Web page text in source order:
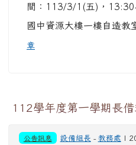
間：113/3/1(五)，
國中資源大樓一樓自造教
章
112學年度第一學期長
公告訊息 設備組長 - 教務處 |